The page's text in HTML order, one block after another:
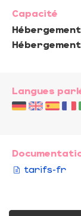
Capacité
Langues
tarifs-fr